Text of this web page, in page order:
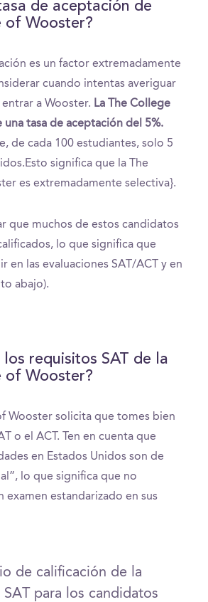
de aceptación de
of Wooster?
es un factor extremadamente
cuando intentas averiguar
a Wooster. La The College
tasa de aceptación del 5%.
de cada 100 estudiantes, solo 5
significa que la The
es extremadamente selectiva}.
que muchos de estos candidatos
lo que significa que
en las evaluaciones SAT/ACT y en
abajo).
los requisitos SAT de la
of Wooster?
Wooster solicita que tomes bien
o el ACT. Ten en cuenta que
en Estados Unidos son de
lo que significa que no
examen estandarizado en sus
de calificación de la
SAT para los candidatos